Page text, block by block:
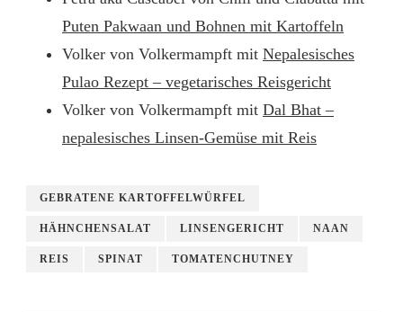
Puten Pakwaan und Bohnen mit Kartoffeln
Volker von Volkermampft mit Nepalesisches
Pulao Rezept – vegetarisches Reisgericht
Volker von Volkermampft mit Dal Bhat –
nepalesisches Linsen-Gemüse mit Reis
GEBRATENE KARTOFFELWÜRFEL
HÄHNCHENSALAT LINSENGERICHT NAAN
REIS SPINAT TOMATENCHUTNEY